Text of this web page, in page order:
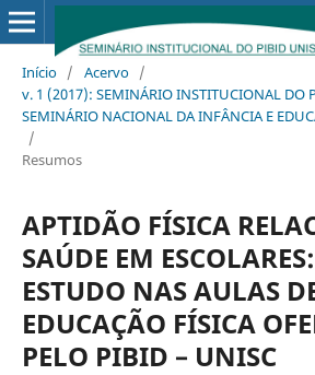
Início / Acervo /
v. 1 (2017): SEMINÁRIO INSTITUCIONAL DO
SEMINÁRIO NACIONAL DA INFÂNCIA E
/
Resumos
APTIDÃO FÍSICA
SAÚDE EM
ESTUDO NAS AULAS
EDUCAÇÃO FÍSICA
PELO PIBID – UNISC